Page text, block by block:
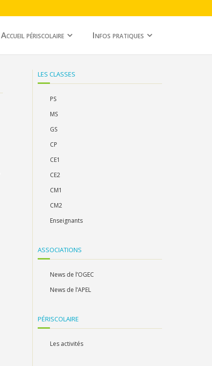
Accueil périscolaire Infos pratiques
LES CLASSES
PS
MS
GS
CP
CE1
CE2
CM1
CM2
Enseignants
ASSOCIATIONS
News de l’OGEC
News de l’APEL
PÉRISCOLAIRE
Les activités